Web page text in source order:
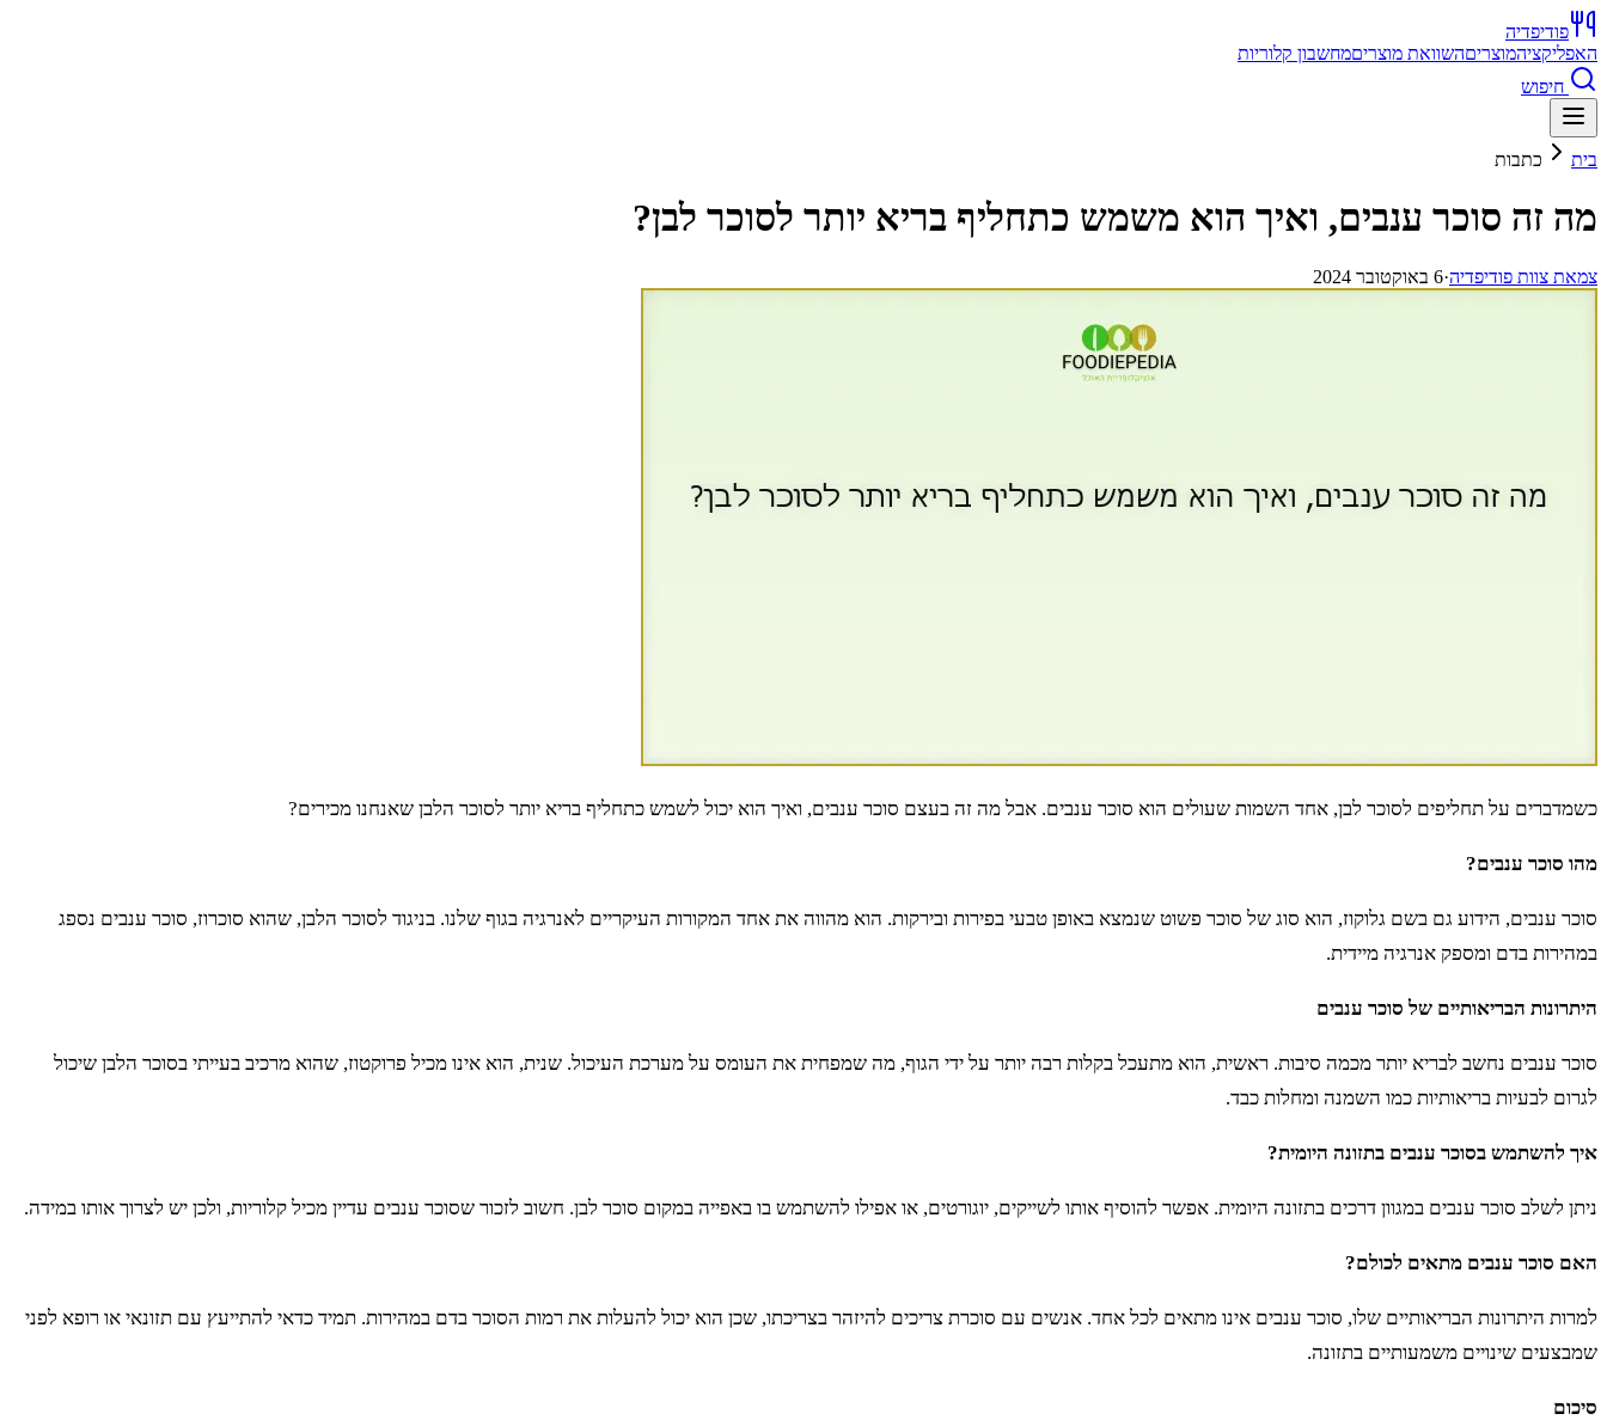
פודיפדיה
האפליקציהמוצריםהשוואת מוצריםמחשבון קלוריות
חיפוש
בית כתבות
מה זה סוכר ענבים, ואיך הוא משמש כתחליף בריא יותר לסוכר לבן?
צמאת צוות פודיפדיה·6 באוקטובר 2024
כשמדברים על תחליפים לסוכר לבן, אחד השמות שעולים הוא סוכר ענבים. אבל מה זה בעצם סוכר ענבים, ואיך הוא יכול לשמש כתחליף בריא יותר לסוכר הלבן שאנחנו מכירים?
מהו סוכר ענבים?
סוכר ענבים, הידוע גם בשם גלוקוז, הוא סוג של סוכר פשוט שנמצא באופן טבעי בפירות ובירקות. הוא מהווה את אחד המקורות העיקריים לאנרגיה בגוף שלנו. בניגוד לסוכר הלבן, שהוא סוכרוז, סוכר ענבים נספג
במהירות בדם ומספק אנרגיה מיידית.
היתרונות הבריאותיים של סוכר ענבים
סוכר ענבים נחשב לבריא יותר מכמה סיבות. ראשית, הוא מתעכל בקלות רבה יותר על ידי הגוף, מה שמפחית את העומס על מערכת העיכול. שנית, הוא אינו מכיל פרוקטוז, שהוא מרכיב בעייתי בסוכר הלבן שיכול
לגרום לבעיות בריאותיות כמו השמנה ומחלות כבד.
איך להשתמש בסוכר ענבים בתזונה היומית?
ניתן לשלב סוכר ענבים במגוון דרכים בתזונה היומית. אפשר להוסיף אותו לשייקים, יוגורטים, או אפילו להשתמש בו באפייה במקום סוכר לבן. חשוב לזכור שסוכר ענבים עדיין מכיל קלוריות, ולכן יש לצרוך אותו במידה.
האם סוכר ענבים מתאים לכולם?
למרות היתרונות הבריאותיים שלו, סוכר ענבים אינו מתאים לכל אחד. אנשים עם סוכרת צריכים להיזהר בצריכתו, שכן הוא יכול להעלות את רמות הסוכר בדם במהירות. תמיד כדאי להתייעץ עם תזונאי או רופא לפני
שמבצעים שינויים משמעותיים בתזונה.
סיכום